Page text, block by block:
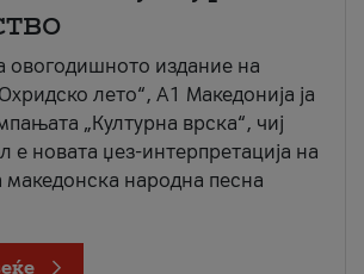
овогодишното издание на
лето“, А1 Македонија ја
„Културна врска“, чиј
е новата џез-интерпретација на
македонска народна песна